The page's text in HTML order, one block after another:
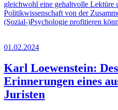
gleichwohl eine gehaltvolle Lektüre
Politikwissenschaft von der
(Sozial-)Psychologie profitieren
01.02.2024
Karl Loewenstein:
Erinnerungen eines
Juristen